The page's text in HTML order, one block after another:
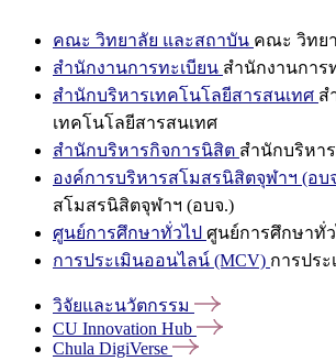
คณะ วิทยาลัย และสถาบัน คณะ วิทย
สำนักงานการทะเบียน สำนักงานการ
สำนักบริหารเทคโนโลยีสารสนเทศ ส
เทคโนโลยีสารสนเทศ
สำนักบริหารกิจการนิสิต สำนักบริหา
องค์การบริหารสโมสรนิสิตจุฬาฯ (อบ
สโมสรนิสิตจุฬาฯ (อบจ.)
ศูนย์การศึกษาทั่วไป ศูนย์การศึกษาทั่ว
การประเมินออนไลน์ (MCV) การปร
วิจัยและนวัตกรรม
CU Innovation Hub
Chula DigiVerse